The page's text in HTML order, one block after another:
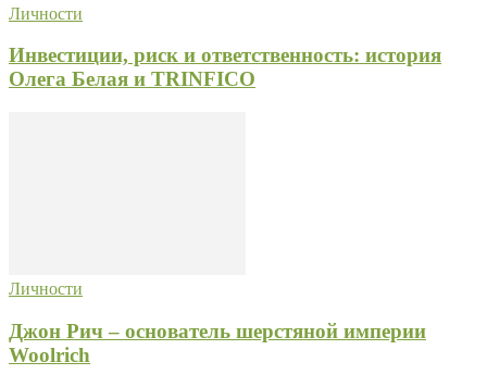
Личности
Инвестиции, риск и ответственность: история
Олега Белая и TRINFICO
Личности
Джон Рич – основатель шерстяной империи
Woolrich